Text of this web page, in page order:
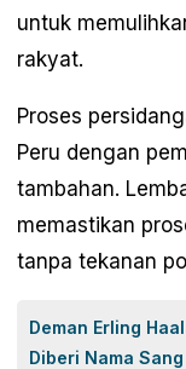
untuk
rakyat.
Proses
Peru dengan
tambahan.
memastikan
tanpa tekanan
Deman Erling
Diberi Nama